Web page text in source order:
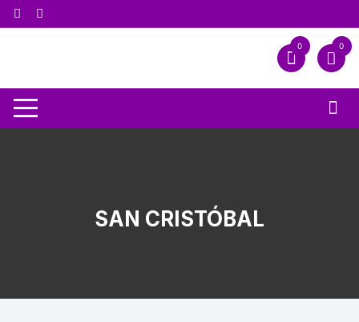
0 0
SAN CRISTÓBAL